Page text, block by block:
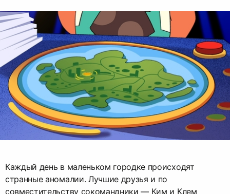
Каждый день в маленьком городке происходят
странные аномалии. Лучшие друзья и по
совместительству сокомандники — Ким и Клем